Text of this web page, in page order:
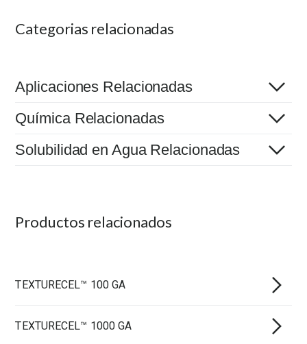
Categorias relacionadas
Aplicaciones Relacionadas
Química Relacionadas
Solubilidad en Agua Relacionadas
Productos relacionados
TEXTURECEL™ 100 GA
TEXTURECEL™ 1000 GA